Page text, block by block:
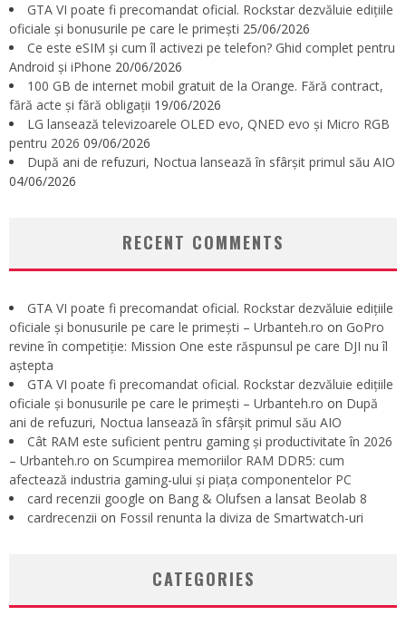
GTA VI poate fi precomandat oficial. Rockstar dezvăluie edițiile
oficiale și bonusurile pe care le primești 25/06/2026
Ce este eSIM și cum îl activezi pe telefon? Ghid complet pentru
Android și iPhone 20/06/2026
100 GB de internet mobil gratuit de la Orange. Fără contract,
fără acte și fără obligații 19/06/2026
LG lansează televizoarele OLED evo, QNED evo și Micro RGB
pentru 2026 09/06/2026
După ani de refuzuri, Noctua lansează în sfârșit primul său AIO
04/06/2026
RECENT COMMENTS
GTA VI poate fi precomandat oficial. Rockstar dezvăluie edițiile
oficiale și bonusurile pe care le primești – Urbanteh.ro on GoPro
revine în competiție: Mission One este răspunsul pe care DJI nu îl
aștepta
GTA VI poate fi precomandat oficial. Rockstar dezvăluie edițiile
oficiale și bonusurile pe care le primești – Urbanteh.ro on După
ani de refuzuri, Noctua lansează în sfârșit primul său AIO
Cât RAM este suficient pentru gaming și productivitate în 2026
– Urbanteh.ro on Scumpirea memoriilor RAM DDR5: cum
afectează industria gaming-ului și piața componentelor PC
card recenzii google on Bang & Olufsen a lansat Beolab 8
cardrecenzii on Fossil renunta la diviza de Smartwatch-uri
CATEGORIES